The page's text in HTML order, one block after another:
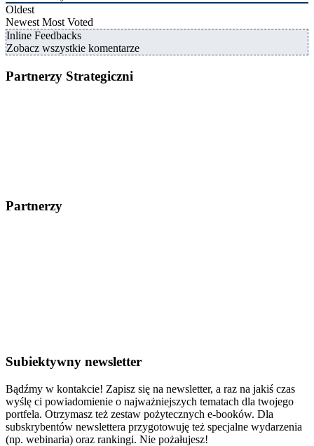
Oldest
Newest Most Voted
Inline Feedbacks
Zobacz wszystkie komentarze
Partnerzy Strategiczni
Partnerzy
Subiektywny newsletter
Bądźmy w kontakcie! Zapisz się na newsletter, a raz na jakiś czas
wyślę ci powiadomienie o najważniejszych tematach dla twojego
portfela. Otrzymasz też zestaw pożytecznych e-booków. Dla
subskrybentów newslettera przygotowuję też specjalne wydarzenia
(np. webinaria) oraz rankingi. Nie pożałujesz!